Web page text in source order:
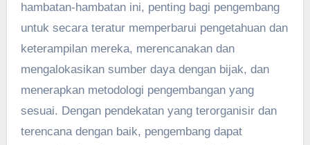
hambatan-hambatan ini, penting bagi pengembang
untuk secara teratur memperbarui pengetahuan dan
keterampilan mereka, merencanakan dan
mengalokasikan sumber daya dengan bijak, dan
menerapkan metodologi pengembangan yang
sesuai. Dengan pendekatan yang terorganisir dan
terencana dengan baik, pengembang dapat